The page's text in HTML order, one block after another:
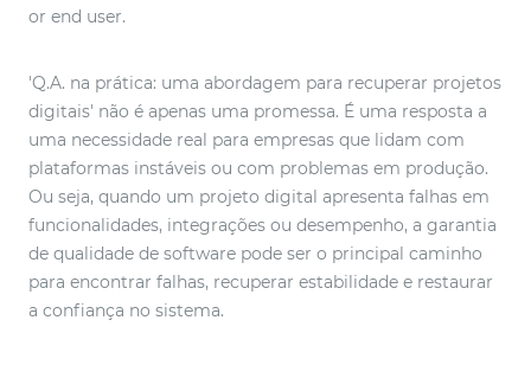
or end user.
'Q.A. na prática: uma abordagem para recuperar projetos
digitais' não é apenas uma promessa. É uma resposta a
uma necessidade real para empresas que lidam com
plataformas instáveis ou com problemas em produção.
Ou seja, quando um projeto digital apresenta falhas em
funcionalidades, integrações ou desempenho, a garantia
de qualidade de software pode ser o principal caminho
para encontrar falhas, recuperar estabilidade e restaurar
a confiança no sistema.